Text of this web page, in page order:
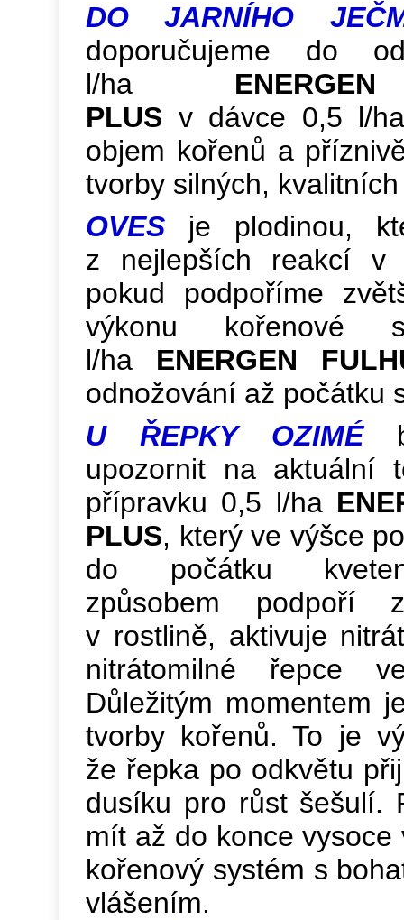
DO JARNÍHO
doporučujeme do
l/ha
PLUS v dávce 0,5 l/
objem kořenů a
tvorby silných,
OVES je plodinou,
z nejlepších reakcí v
pokud podpoříme
výkonu kořenové
l/ha ENERGEN
odnožování až počátku
U ŘEPKY OZIMÉ
upozornit na aktuální
přípravku 0,5 l/ha
PLUS, který ve výšce
do počátku
způsobem podpoří
v rostlině, aktivuje
nitrátomilné řepce
Důležitým momentem
tvorby kořenů. To je
že řepka po odkvětu
dusíku pro růst šešulí.
mít až do konce vysoce
kořenový systém s
vlášením.